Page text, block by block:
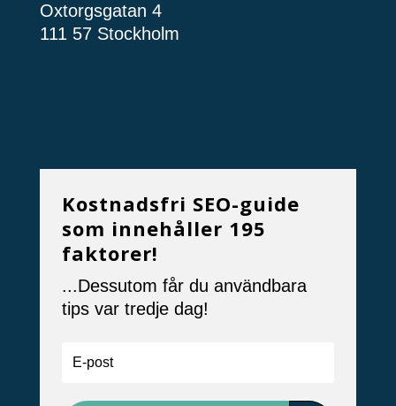
Oxtorgsgatan 4
111 57 Stockholm
Kostnadsfri SEO-guide
som innehåller 195
faktorer!
...Dessutom får du användbara
tips var tredje dag!